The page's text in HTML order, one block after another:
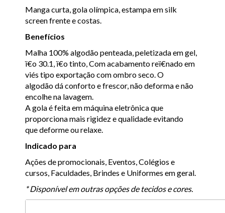
Manga curta, gola olímpica, estampa em silk
screen frente e costas.
Benefícios
Malha 100% algodão penteada, peletizada em gel,
ï€o 30.1, ï€o tinto, Com acabamento reï€nado em
viés tipo exportação com ombro seco. O
algodão dá conforto e frescor, não deforma e não
encolhe na lavagem.
A gola é feita em máquina eletrônica que
proporciona mais rigidez e qualidade evitando
que deforme ou relaxe.
Indicado para
Ações de promocionais, Eventos, Colégios e
cursos, Faculdades, Brindes e Uniformes em geral.
* Disponível em outras opções de tecidos e cores.